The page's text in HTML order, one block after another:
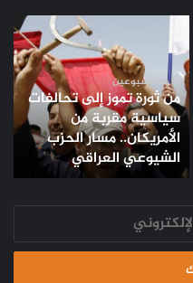
ثورة
تموز
إلى
تحالفات
سياسية
مقربة
من
الأمريكان..
الحزب
الشيوعي
العراقي
منذ أسبوعين
من ثورة تموز إلى تحالفات
سياسية مقربة من
الأمريكان.. مسار الحزب
الشيوعي العراقي